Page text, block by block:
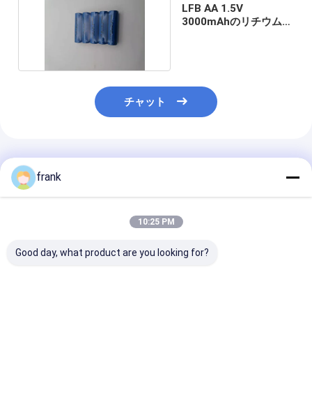
LFB AA 1.5V
3000mAhのリチウム
チャット
推薦されたプロダクト
frank
10:25 PM
Good day, what product are you looking for?